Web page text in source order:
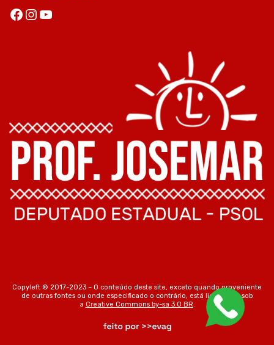
Facebook Instagram Youtube
Copyleft © 2017-2023 – O conteúdo deste site, exceto quando proveniente
de outras fontes ou onde especificado o contrário, está licenciado sob
a Creative Commons by-sa 3.0 BR.